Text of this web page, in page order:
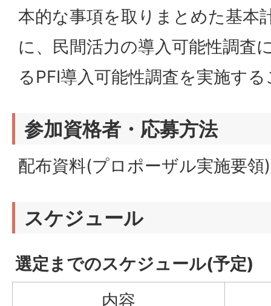
本的な事項を取りまとめた基本
に、民間活力の導入可能性調査
るPFI導入可能性調査を実施す
参加資格者・応募方法
配布資料(プロポーザル実施要
スケジュール
選定までのスケジュール(予定)
内容